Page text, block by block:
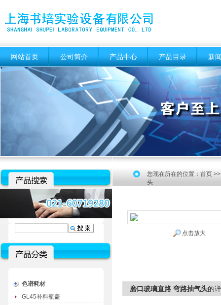
网站首页 公司简介 产品中心 产品目录 新
色谱耗材
GL45补料瓶盖
您现在所在的位置： 首页
头
点击放大
磨口玻璃直路 弯路抽气头的